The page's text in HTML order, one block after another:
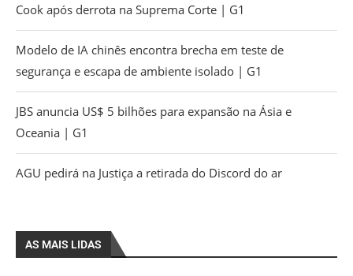
Cook após derrota na Suprema Corte | G1
Modelo de IA chinês encontra brecha em teste de
segurança e escapa de ambiente isolado | G1
JBS anuncia US$ 5 bilhões para expansão na Ásia e
Oceania | G1
AGU pedirá na Justiça a retirada do Discord do ar
AS MAIS LIDAS